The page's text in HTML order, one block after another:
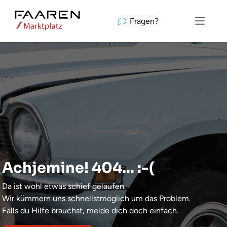
Fragen?
Achjemine! 404... :-(
Da ist wohl etwas schief gelaufen.
Wir kümmern uns schnellstmöglich um das Problem.
Falls du Hilfe brauchst, melde dich doch einfach.